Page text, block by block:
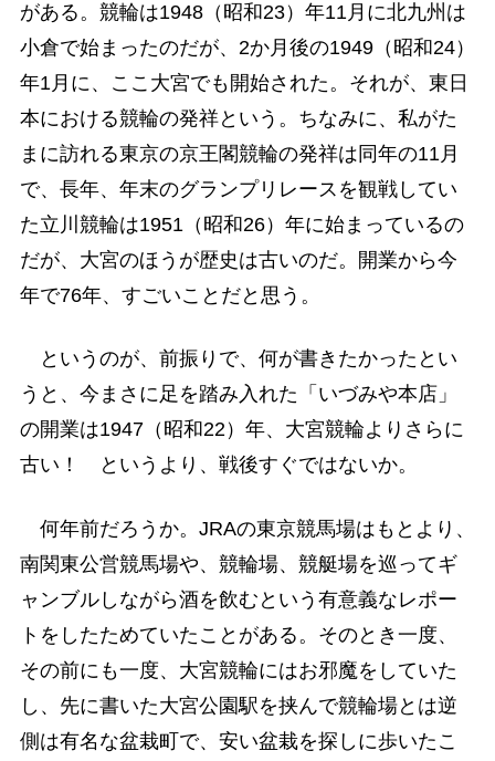
がある。競輪は1948（昭和23）年11月に北九州は
小倉で始まったのだが、2か月後の1949（昭和24）
年1月に、ここ大宮でも開始された。それが、東日
本における競輪の発祥という。ちなみに、私がた
まに訪れる東京の京王閣競輪の発祥は同年の11月
で、長年、年末のグランプリレースを観戦してい
た立川競輪は1951（昭和26）年に始まっているの
だが、大宮のほうが歴史は古いのだ。開業から今
年で76年、すごいことだと思う。
というのが、前振りで、何が書きたかったとい
うと、今まさに足を踏み入れた「いづみや本店」
の開業は1947（昭和22）年、大宮競輪よりさらに
古い！ というより、戦後すぐではないか。
何年前だろうか。JRAの東京競馬場はもとより、
南関東公営競馬場や、競輪場、競艇場を巡ってギ
ャンブルしながら酒を飲むという有意義なレポー
トをしたためていたことがある。そのとき一度、
その前にも一度、大宮競輪にはお邪魔をしていた
し、先に書いた大宮公園駅を挟んで競輪場とは逆
側は有名な盆栽町で、安い盆栽を探しに歩いたこ